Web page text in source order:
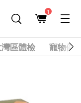
1
區體檢 寵物健